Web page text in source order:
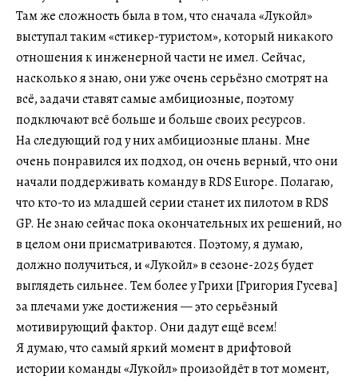
Там же сложность была в том, что сначала «Лукойл»
выступал таким «стикер-туристом», который никакого
отношения к инженерной части не имел. Сейчас,
насколько я знаю, они уже очень серьёзно смотрят на
всё, задачи ставят самые амбициозные, поэтому
подключают всё больше и больше своих ресурсов.
На следующий год у них амбициозные планы. Мне
очень понравился их подход, он очень верный, что они
начали поддерживать команду в RDS Europe. Полагаю,
что кто-то из младшей серии станет их пилотом в RDS
GP. Не знаю сейчас пока окончательных их решений, но
в целом они присматриваются. Поэтому, я думаю,
должно получиться, и «Лукойл» в сезоне-2025 будет
выглядеть сильнее. Тем более у Грихи [Григория Гусева]
за плечами уже достижения — это серьёзный
мотивирующий фактор. Они дадут ещё всем!
Я думаю, что самый яркий момент в дрифтовой
истории команды «Лукойл» произойдёт в тот момент,